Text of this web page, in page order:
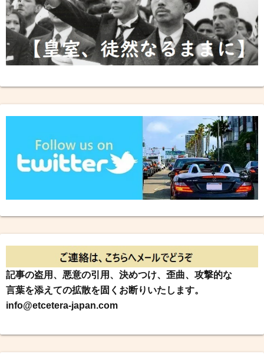
記事の盗用、悪意の引用、決めつけ、歪曲、攻撃的な
言葉を添えての拡散を固くお断りいたします。
info@etcetera-japan.com